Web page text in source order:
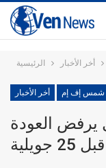
الرئيسية أخر الأخبار
أخر الأخبار شمس إف إم
يرفض العودة
جويلية